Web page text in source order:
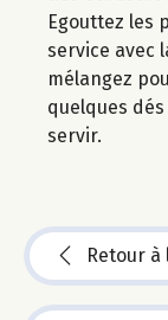
Egouttez les
service avec
mélangez
quelques
servir.
Retour à